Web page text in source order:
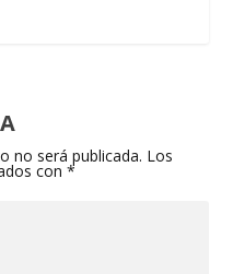
no será publicada. Los
con*